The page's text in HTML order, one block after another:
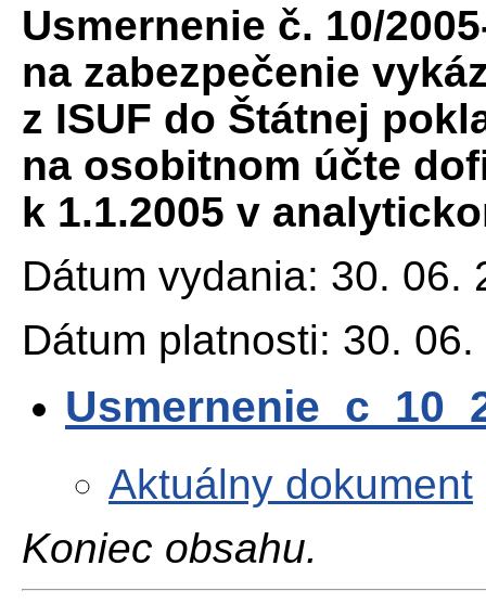
Usmernenie č. 10/
na zabezpečenie
z ISUF do Štátnej
na osobitnom účte
k 1.1.2005 v
Dátum vydania: 30. 06.
Dátum platnosti: 30. 06.
Aktuálny dokument
Koniec obsahu.